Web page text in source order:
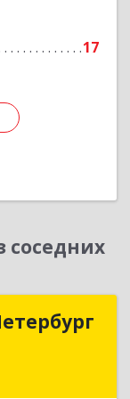
17
Подробнее
офис